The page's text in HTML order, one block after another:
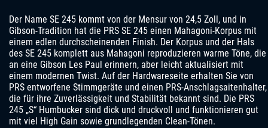
Der Name SE 245 kommt von der Mensur von 24,5 Zoll, und in
Gibson-Tradition hat die PRS SE 245 einen Mahagoni-Korpus mit
einem edlen durchscheinenden Finish. Der Korpus und der Hals
des SE 245 komplett aus Mahagoni reproduzieren warme Töne, die
an eine Gibson Les Paul erinnern, aber leicht aktualisiert mit
einem modernen Twist. Auf der Hardwareseite erhalten Sie von
PRS entworfene Stimmgeräte und einen PRS-Anschlagsaitenhalter,
die für ihre Zuverlässigkeit und Stabilität bekannt sind. Die PRS
245 „S“ Humbucker sind dick und druckvoll und funktionieren gut
mit viel High Gain sowie grundlegenden Clean-Tönen.